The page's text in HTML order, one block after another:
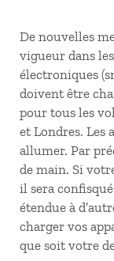
De nouvelles
vigueur dans
électroniques
doivent être
pour tous les
et Londres. Les
allumer. Par
de main. Si
il sera
étendue à
charger vos
que soit votre